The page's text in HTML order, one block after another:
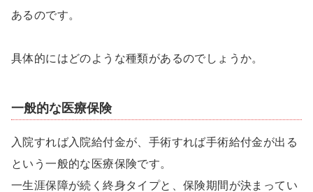
あるのです。
具体的にはどのような種類があるのでしょうか。
一般的な医療保険
入院すれば入院給付金が、手術すれば手術給付金が出る
という一般的な医療保険です。
一生涯保障が続く終身タイプと、保険期間が決まってい